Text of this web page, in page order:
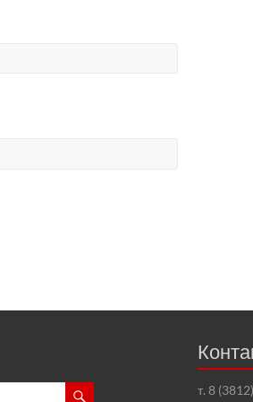
т. 8